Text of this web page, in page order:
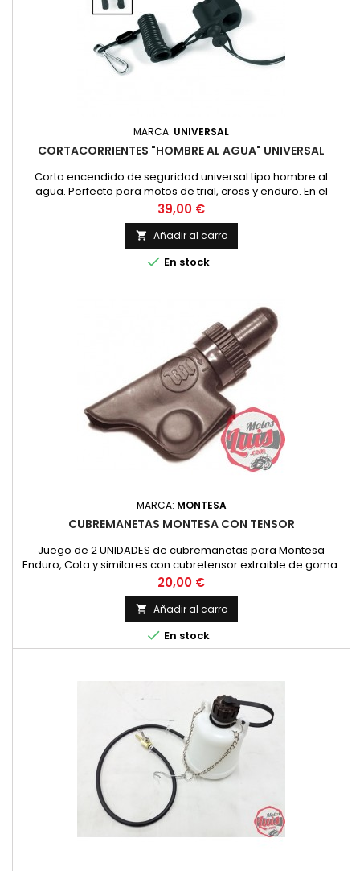
MARCA: UNIVERSAL
CORTACORRIENTES "HOMBRE AL AGUA" UNIVERSAL
Corta encendido de seguridad universal tipo hombre al
agua. Perfecto para motos de trial, cross y enduro. En el
momento que el pasador se extrae corta la corriente y se
para la moto. Fácil instalación Ligero y ergonómico Ideal para
monturas Off road o acuáticas Interruptor abierto con clip
insertado Interruptor cerrado con el...
Precio
39,00 €
 Añadir al carro
 En stock
MARCA: MONTESA
CUBREMANETAS MONTESA CON TENSOR
Juego de 2 UNIDADES de cubremanetas para Montesa
Enduro, Cota y similares con cubretensor extraible de goma.
Precio
20,00 €
 Añadir al carro
 En stock